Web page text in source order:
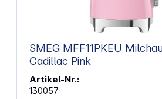
SMEG MFF11PKEU Milchaufschäumer
Cadillac Pink
Artikel-Nr.:
130057